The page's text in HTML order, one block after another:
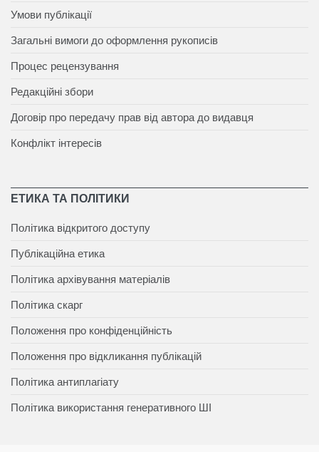
Умови публікації
Загальні вимоги до оформлення рукописів
Процес рецензування
Редакційні збори
Договір про передачу прав від автора до видавця
Конфлікт інтересів
ЕТИКА ТА ПОЛІТИКИ
Політика відкритого доступу
Публікаційна етика
Політика архівування матеріалів
Політика скарг
Положення про конфіденційність
Положення про відкликання публікацій
Політика антиплагіату
Політика використання генеративного ШІ